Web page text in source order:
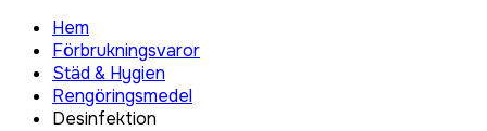
Hem
Förbrukningsvaror
Städ & Hygien
Rengöringsmedel
Desinfektion